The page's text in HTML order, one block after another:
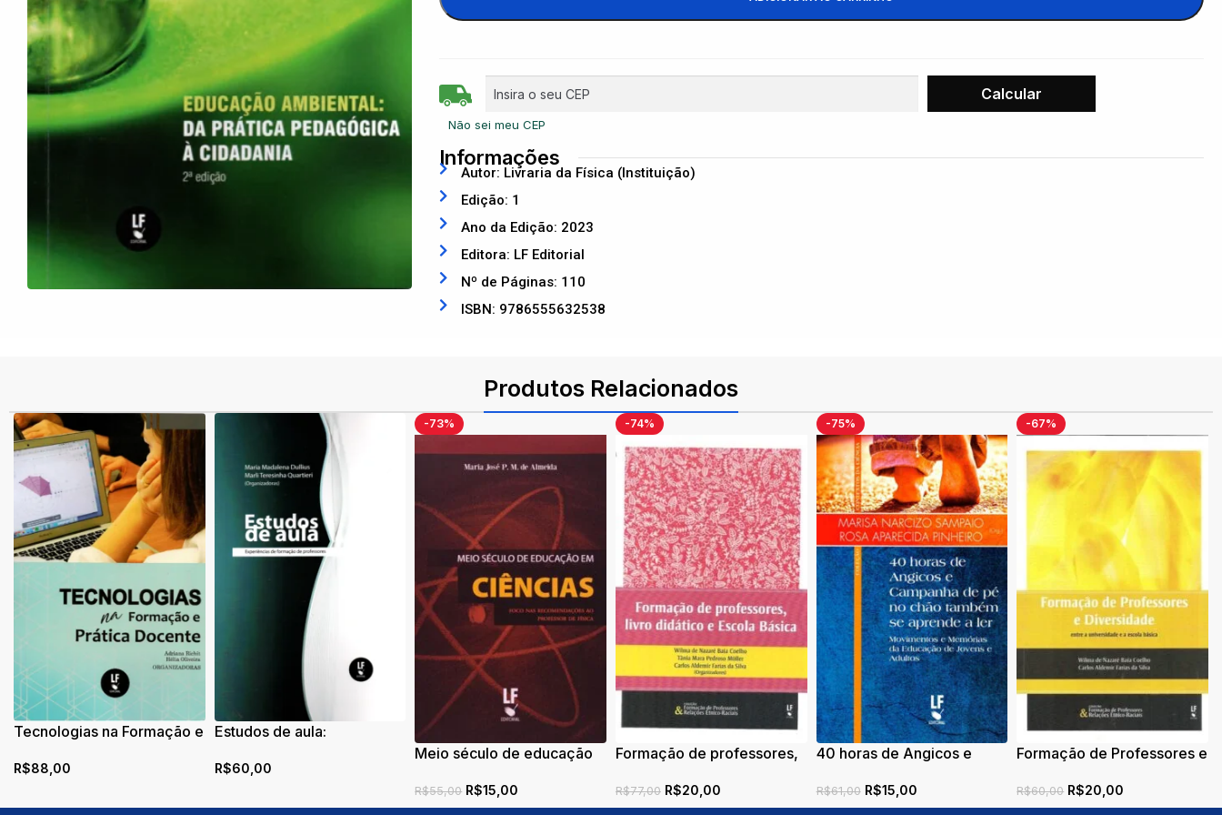
Não sei meu CEP
Informações
Autor: Livraria da Física (Instituição)
Edição: 1
Ano da Edição: 2023
Editora: LF Editorial
Nº de Páginas: 110
ISBN: 9786555632538
Produtos Relacionados
Tecnologias na Formação e
R$88,00
Estudos de aula:
de professores
R$60,00
-73%
Meio século de educação
recomendações ao
R$55,00 R$15,00
-74%
Formação de professores,
Básica
R$77,00 R$20,00
-75%
40 horas de Angicos e
Tambem se Aprende a Ler
R$61,00 R$15,00
-67%
Formação de Professores e
universidade e a escola
R$60,00 R$20,00